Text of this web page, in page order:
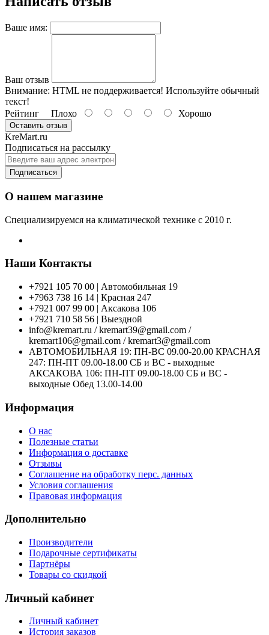
Ваше имя:
Ваш отзыв
Внимание: HTML не поддерживается! Используйте обычный
текст!
Рейтинг Плохо Хорошо
Оставить отзыв
KreMart.ru
Подписаться на рассылку
Подписаться
О нашем магазине
Специализируемся на климатической технике с 2010 г.
Наши Контакты
+7921 105 70 00 | Автомобильная 19
+7963 738 16 14 | Красная 247
+7921 007 99 00 | Аксакова 106
+7921 710 58 56 | Выездной
info@kremart.ru / kremart39@gmail.com /
kremart106@gmail.com / kremart3@gmail.com
АВТОМОБИЛЬНАЯ 19: ПН-ВС 09.00-20.00 КРАСНАЯ
247: ПН-ПТ 09.00-18.00 СБ и ВС - выходные
АКСАКОВА 106: ПН-ПТ 09.00-18.00 СБ и ВС -
выходные Обед 13.00-14.00
Информация
О нас
Полезные статьи
Информация о доставке
Отзывы
Соглашение на обработку перс. данных
Условия соглашения
Правовая информация
Дополнительно
Производители
Подарочные сертификаты
Партнёры
Товары со скидкой
Личный кабинет
Личный кабинет
История заказов